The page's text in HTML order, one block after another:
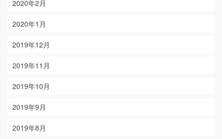
2020年2月
2020年1月
2019年12月
2019年11月
2019年10月
2019年9月
2019年8月